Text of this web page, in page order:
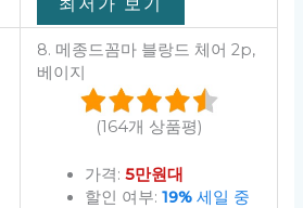
8. 메종드꼼마 블랑드 체어 2p,
베이지
(164개 상품평)
가격: 5만원대
할인 여부: 19%세일 중